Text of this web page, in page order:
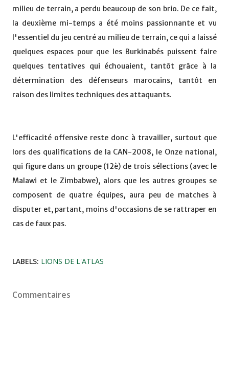
milieu de terrain, a perdu beaucoup de son brio. De ce fait,
la deuxième mi-temps a été moins passionnante et vu
l'essentiel du jeu centré au milieu de terrain, ce qui a laissé
quelques espaces pour que les Burkinabés puissent faire
quelques tentatives qui échouaient, tantôt grâce à la
détermination des défenseurs marocains, tantôt en
raison des limites techniques des attaquants.
L'efficacité offensive reste donc à travailler, surtout que
lors des qualifications de la CAN-2008, le Onze national,
qui figure dans un groupe (12è) de trois sélections (avec le
Malawi et le Zimbabwe), alors que les autres groupes se
composent de quatre équipes, aura peu de matches à
disputer et, partant, moins d'occasions de se rattraper en
cas de faux pas.
LABELS: LIONS DE L'ATLAS
Commentaires